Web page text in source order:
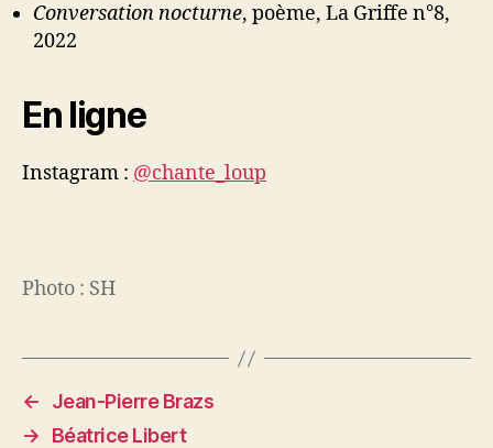
Conversation nocturne, poème, La Griffe n°8,
2022
En ligne
Instagram : @chante_loup
Photo : SH
←
Jean-Pierre Brazs
→
Béatrice Libert